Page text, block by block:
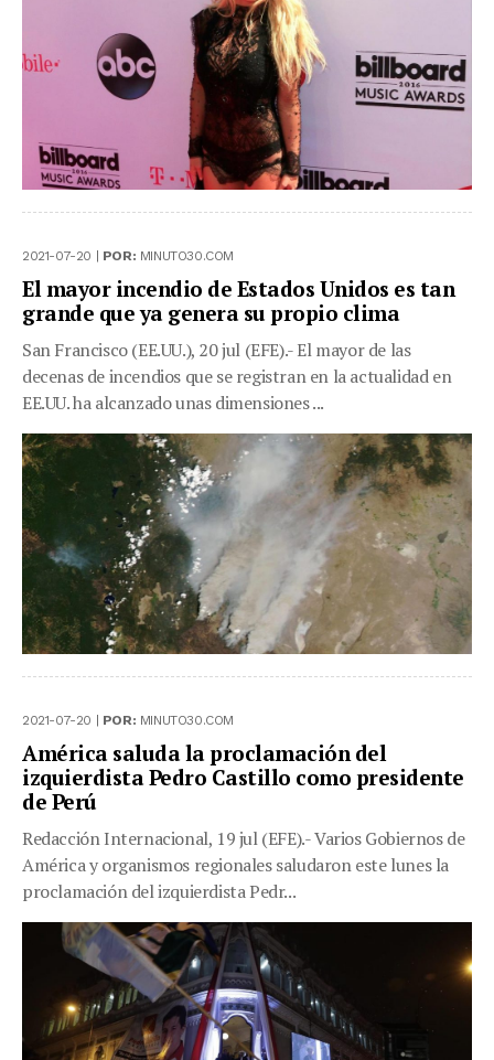
2021-07-20 | POR: MINUTO30.COM
El mayor incendio de Estados Unidos es tan
grande que ya genera su propio clima
San Francisco (EE.UU.), 20 jul (EFE).- El mayor de las
decenas de incendios que se registran en la actualidad en
EE.UU. ha alcanzado unas dimensiones ...
2021-07-20 | POR: MINUTO30.COM
América saluda la proclamación del
izquierdista Pedro Castillo como presidente
de Perú
Redacción Internacional, 19 jul (EFE).- Varios Gobiernos de
América y organismos regionales saludaron este lunes la
proclamación del izquierdista Pedr...